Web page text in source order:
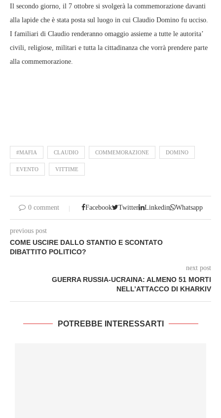
Il secondo giorno, il 7 ottobre si svolgerà la commemorazione davanti
alla lapide che è stata posta sul luogo in cui Claudio Domino fu ucciso.
I familiari di Claudio renderanno omaggio assieme a tutte le autorita’
civili, religiose, militari e tutta la cittadinanza che vorrà prendere parte
alla commemorazione.
#MAFIA CLAUDIO COMMEMORAZIONE DOMINO
EVENTO VITTIME
0 comment Facebook Twitter Linkedin Whatsapp
previous post
COME USCIRE DALLO STANTIO E SCONTATO
DIBATTITO POLITICO?
next post
GUERRA RUSSIA-UCRAINA: ALMENO 51 MORTI
NELL’ATTACCO DI KHARKIV
POTREBBE INTERESSARTI